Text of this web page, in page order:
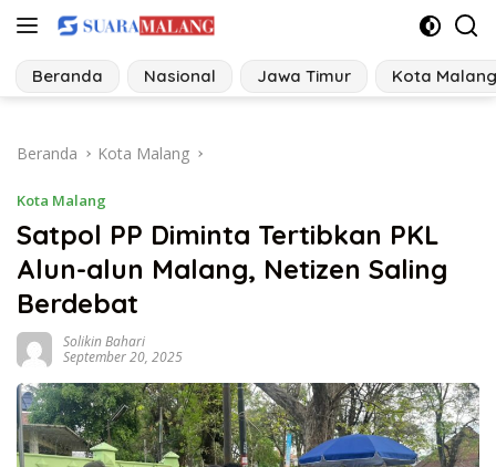
Langsung
konten
Beranda Nasional Jawa Timur Kota Malang
Beranda Kota Malang
Kota Malang
Satpol PP Diminta Tertibkan PKL
Alun-alun Malang, Netizen Saling
Berdebat
Solikin Bahari
September 20, 2025